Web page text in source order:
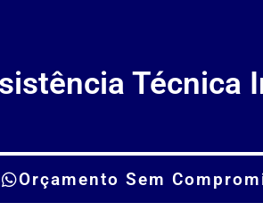
Técnica
Orçamento Sem